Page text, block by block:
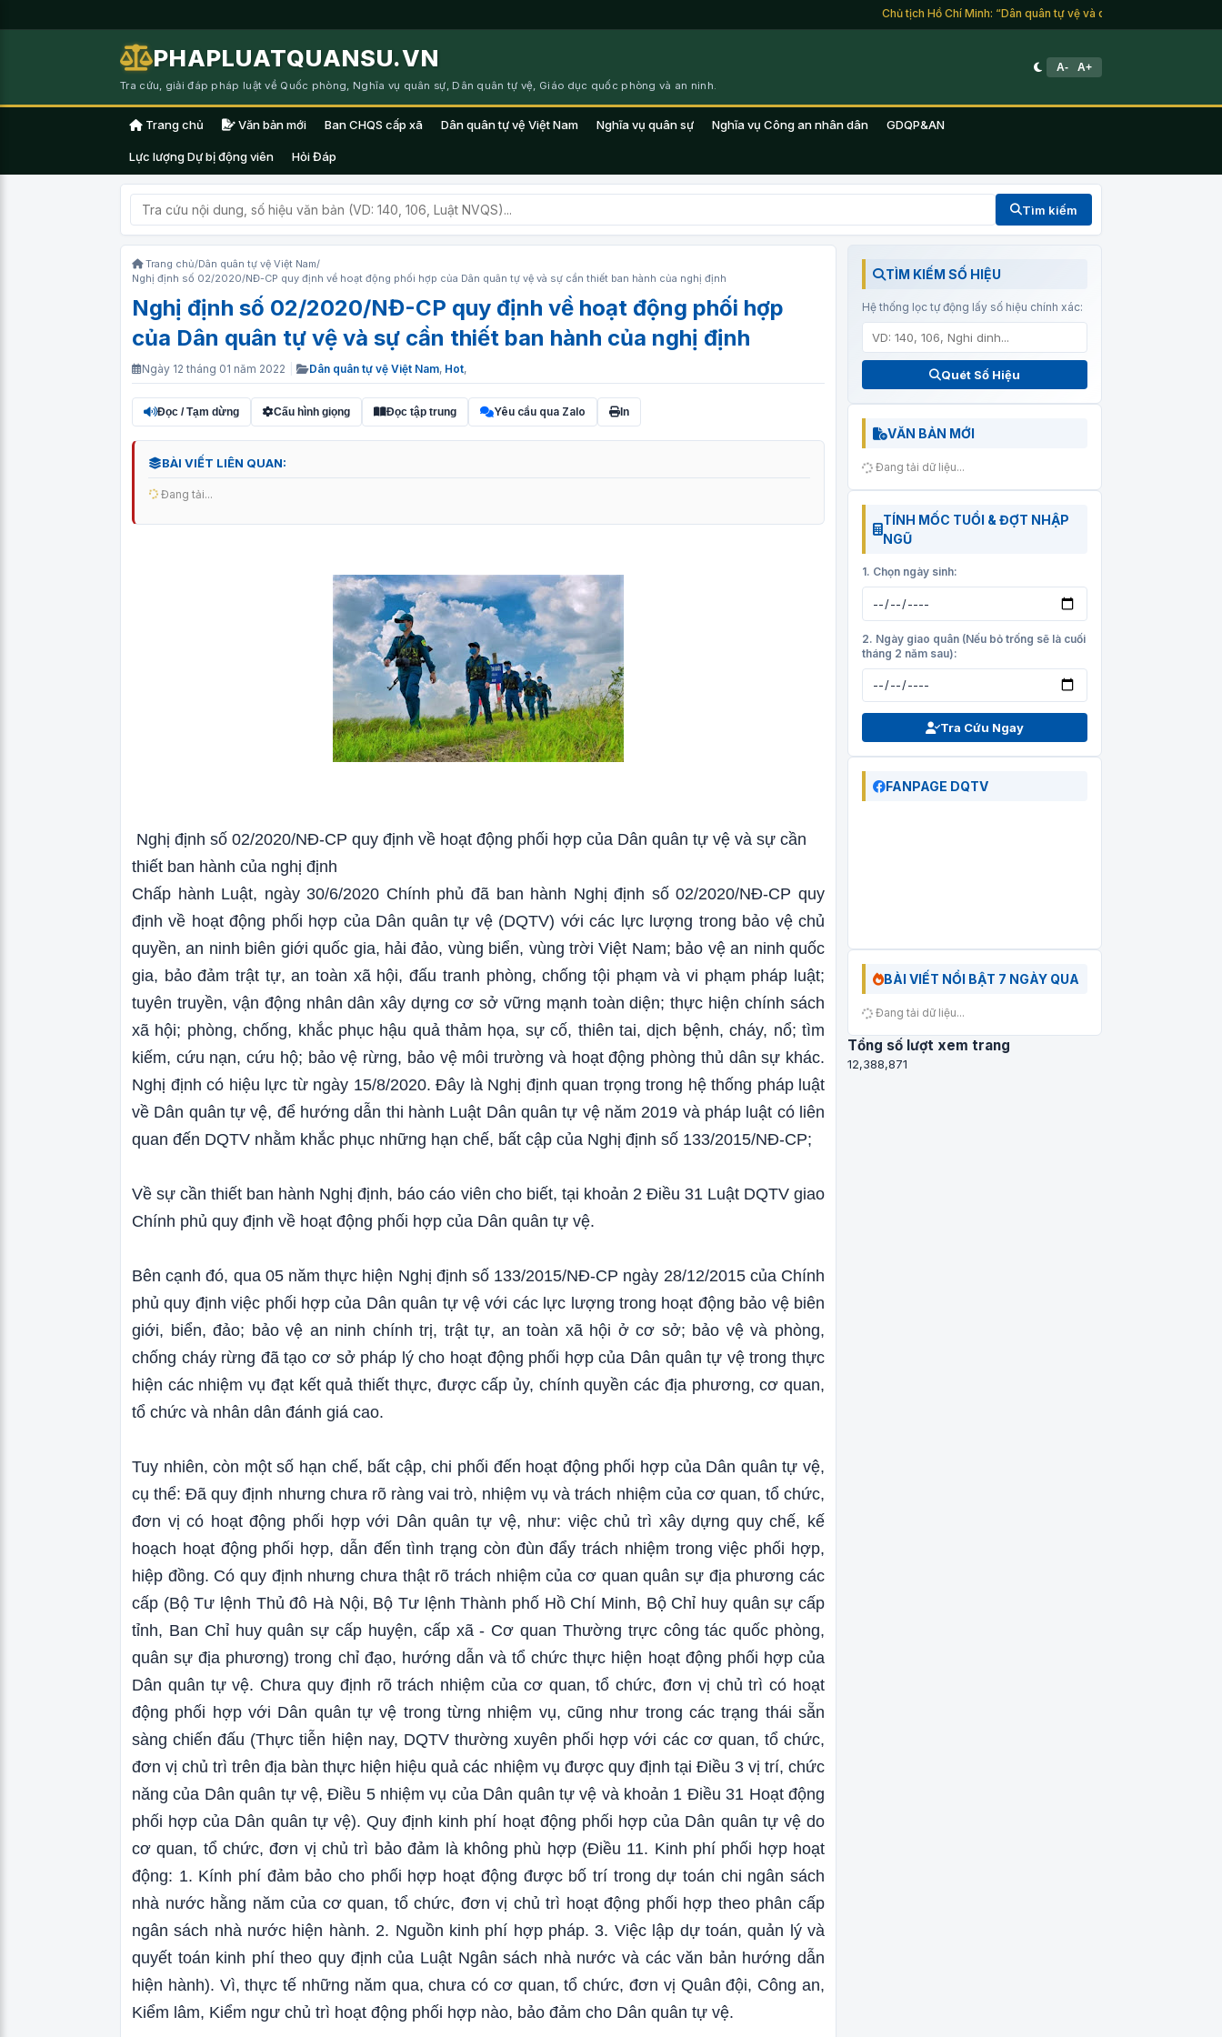
Chủ tịch Hồ Chí Minh: “Dân quân tự vệ và du kích là lực lượng của
PHAPLUATQUANSU.VN
Tra cứu, giải đáp pháp luật về Quốc phòng, Nghĩa vụ quân sự, Dân quân tự vệ, Giáo dục quốc phòng và an ninh.
A- A+
Trang chủ Văn bản mới Ban CHQS cấp xã Dân quân tự vệ Việt Nam Nghĩa vụ quân sự Nghĩa vụ Công an nhân dân GDQP&AN
Lực lượng Dự bị động viên Hỏi Đáp
Tìm kiếm
Trang chủ/Dân quân tự vệ Việt Nam/
Nghị định số 02/2020/NĐ-CP quy định về hoạt động phối hợp của Dân quân tự vệ và sự cần thiết ban hành của nghị định
Nghị định số 02/2020/NĐ-CP quy định về hoạt động phối hợp
của Dân quân tự vệ và sự cần thiết ban hành của nghị định
Ngày 12 tháng 01 năm 2022 Dân quân tự vệ Việt Nam, Hot,
Đọc / Tạm dừng Cấu hình giọng Đọc tập trung Yêu cầu qua Zalo In
BÀI VIẾT LIÊN QUAN:
Đang tải...
Nghị định số 02/2020/NĐ-CP quy định về hoạt động phối hợp của Dân quân tự vệ và sự cần
thiết ban hành của nghị định
Chấp hành Luật, ngày 30/6/2020 Chính phủ đã ban hành Nghị định số 02/2020/NĐ-CP quy
định về hoạt động phối hợp của Dân quân tự vệ (DQTV) với các lực lượng trong bảo vệ chủ
quyền, an ninh biên giới quốc gia, hải đảo, vùng biển, vùng trời Việt Nam; bảo vệ an ninh quốc
gia, bảo đảm trật tự, an toàn xã hội, đấu tranh phòng, chống tội phạm và vi phạm pháp luật;
tuyên truyền, vận động nhân dân xây dựng cơ sở vững mạnh toàn diện; thực hiện chính sách
xã hội; phòng, chống, khắc phục hậu quả thảm họa, sự cố, thiên tai, dịch bệnh, cháy, nổ; tìm
kiếm, cứu nạn, cứu hộ; bảo vệ rừng, bảo vệ môi trường và hoạt động phòng thủ dân sự khác.
Nghị định có hiệu lực từ ngày 15/8/2020. Đây là Nghị định quan trọng trong hệ thống pháp luật
về Dân quân tự vệ, để hướng dẫn thi hành Luật Dân quân tự vệ năm 2019 và pháp luật có liên
quan đến DQTV nhằm khắc phục những hạn chế, bất cập của Nghị định số 133/2015/NĐ-CP;
Về sự cần thiết ban hành Nghị định, báo cáo viên cho biết, tại khoản 2 Điều 31 Luật DQTV giao
Chính phủ quy định về hoạt động phối hợp của Dân quân tự vệ.
Bên cạnh đó, qua 05 năm thực hiện Nghị định số 133/2015/NĐ-CP ngày 28/12/2015 của Chính
phủ quy định việc phối hợp của Dân quân tự vệ với các lực lượng trong hoạt động bảo vệ biên
giới, biển, đảo; bảo vệ an ninh chính trị, trật tự, an toàn xã hội ở cơ sở; bảo vệ và phòng,
chống cháy rừng đã tạo cơ sở pháp lý cho hoạt động phối hợp của Dân quân tự vệ trong thực
hiện các nhiệm vụ đạt kết quả thiết thực, được cấp ủy, chính quyền các địa phương, cơ quan,
tổ chức và nhân dân đánh giá cao.
Tuy nhiên, còn một số hạn chế, bất cập, chi phối đến hoạt động phối hợp của Dân quân tự vệ,
cụ thể: Đã quy định nhưng chưa rõ ràng vai trò, nhiệm vụ và trách nhiệm của cơ quan, tổ chức,
đơn vị có hoạt động phối hợp với Dân quân tự vệ, như: việc chủ trì xây dựng quy chế, kế
hoạch hoạt động phối hợp, dẫn đến tình trạng còn đùn đẩy trách nhiệm trong việc phối hợp,
hiệp đồng. Có quy định nhưng chưa thật rõ trách nhiệm của cơ quan quân sự địa phương các
cấp (Bộ Tư lệnh Thủ đô Hà Nội, Bộ Tư lệnh Thành phố Hồ Chí Minh, Bộ Chỉ huy quân sự cấp
tỉnh, Ban Chỉ huy quân sự cấp huyện, cấp xã - Cơ quan Thường trực công tác quốc phòng,
quân sự địa phương) trong chỉ đạo, hướng dẫn và tổ chức thực hiện hoạt động phối hợp của
Dân quân tự vệ. Chưa quy định rõ trách nhiệm của cơ quan, tổ chức, đơn vị chủ trì có hoạt
động phối hợp với Dân quân tự vệ trong từng nhiệm vụ, cũng như trong các trạng thái sẵn
sàng chiến đấu (Thực tiễn hiện nay, DQTV thường xuyên phối hợp với các cơ quan, tổ chức,
đơn vị chủ trì trên địa bàn thực hiện hiệu quả các nhiệm vụ được quy định tại Điều 3 vị trí, chức
năng của Dân quân tự vệ, Điều 5 nhiệm vụ của Dân quân tự vệ và khoản 1 Điều 31 Hoạt động
phối hợp của Dân quân tự vệ). Quy định kinh phí hoạt động phối hợp của Dân quân tự vệ do
cơ quan, tổ chức, đơn vị chủ trì bảo đảm là không phù hợp (Điều 11. Kinh phí phối hợp hoạt
động: 1. Kính phí đảm bảo cho phối hợp hoạt động được bố trí trong dự toán chi ngân sách
nhà nước hằng năm của cơ quan, tổ chức, đơn vị chủ trì hoạt động phối hợp theo phân cấp
ngân sách nhà nước hiện hành. 2. Nguồn kinh phí hợp pháp. 3. Việc lập dự toán, quản lý và
quyết toán kinh phí theo quy định của Luật Ngân sách nhà nước và các văn bản hướng dẫn
hiện hành). Vì, thực tế những năm qua, chưa có cơ quan, tổ chức, đơn vị Quân đội, Công an,
Kiểm lâm, Kiểm ngư chủ trì hoạt động phối hợp nào, bảo đảm cho Dân quân tự vệ.
TÌM KIẾM SỐ HIỆU
Hệ thống lọc tự động lấy số hiệu chính xác:
Quét Số Hiệu
VĂN BẢN MỚI
Đang tải dữ liệu...
TÍNH MỐC TUỔI & ĐỢT NHẬP
NGŨ
1. Chọn ngày sinh:
2. Ngày giao quân (Nếu bỏ trống sẽ là cuối
tháng 2 năm sau):
Tra Cứu Ngay
FANPAGE DQTV
BÀI VIẾT NỔI BẬT 7 NGÀY QUA
Đang tải dữ liệu...
Tổng số lượt xem trang
12,388,871